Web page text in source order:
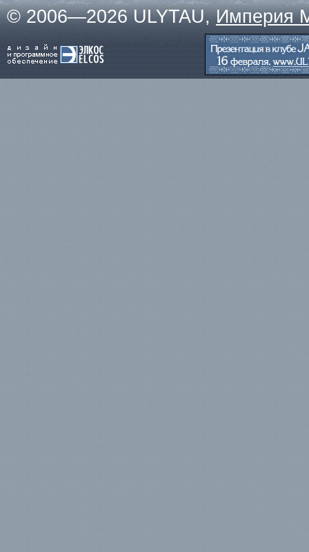
© 2006—2026 ULYTAU,Империя